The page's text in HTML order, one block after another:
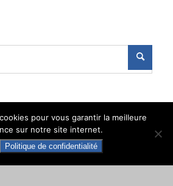
· 64800 NAY · CS 70034
pour vous garantir la meilleure
sur notre site internet.
Politique de confidentialité